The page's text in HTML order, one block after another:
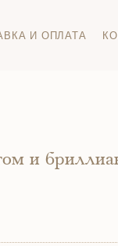
И ОПЛАТА
и